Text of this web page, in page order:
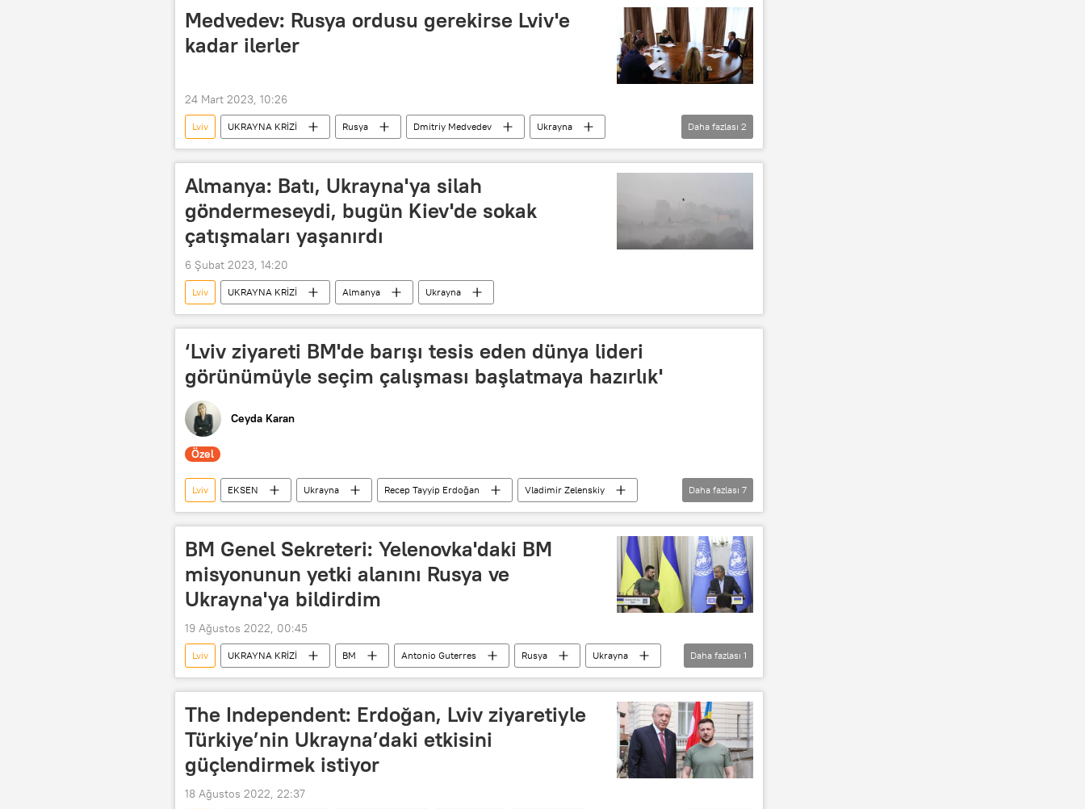
Medvedev: Rusya ordusu gerekirse Lviv'e
kadar ilerler
24 Mart 2023, 10:26
Lviv UKRAYNA KRİZİ Rusya Dmitriy Medvedev
Ukrayna
Sputnik
ABD NATO
Daha fazlası 2
Almanya: Batı, Ukrayna'ya silah
göndermeseydi, bugün Kiev'de sokak
çatışmaları yaşanırdı
6 Şubat 2023, 14:20
Lviv UKRAYNA KRİZİ Almanya Ukrayna
‘Lviv ziyareti BM'de barışı tesis eden dünya lideri
görünümüyle seçim çalışması başlatmaya hazırlık'
Ceyda Karan
Özel
Lviv EKSEN Ukrayna Recep Tayyip Erdoğan
Vladimir Zelenskiy
Guterres
BM Birleşmiş Milletler (BM)
BM Genel Sekreteri Antonio Guterres
Daha fazlası 7
BM Genel Sekreteri: Yelenovka'daki BM
misyonunun yetki alanını Rusya ve
Ukrayna'ya bildirdim
19 Ağustos 2022, 00:45
Lviv UKRAYNA KRİZİ BM Antonio Guterres Rusya
Ukrayna
Türkiye
Daha fazlası 1
The Independent: Erdoğan, Lviv ziyaretiyle
Türkiye’nin Ukrayna’daki etkisini
güçlendirmek istiyor
18 Ağustos 2022, 22:37